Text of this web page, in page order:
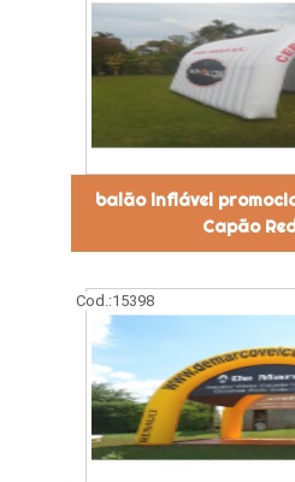
balão inflável
Capão
Cod.:15398